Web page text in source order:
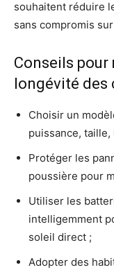
souhaitent réduire
sans compromis
Conseils pour
longévité des
Choisir un
puissance, taille,
Protéger les
poussière pour
Utiliser les
intelligemment
soleil direct ;
Adopter des